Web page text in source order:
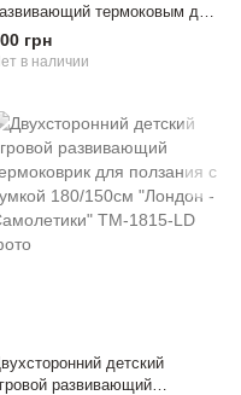
термоковым для
с сумкой 180/150см
- Синее дерево"
грн
в наличии
детский
развивающий